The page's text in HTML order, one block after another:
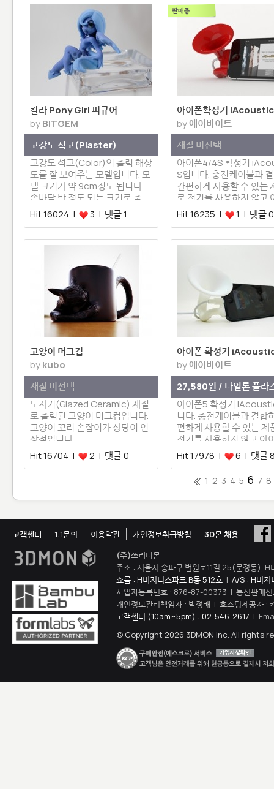
칼라 Pony Girl 피규어
byBITGEM
고강도 석고(Plaster)
고강도 석고(Color)의 출력 해상
도를 잘 보여주는 모델입니다. 모
델 크기가 약 9cm정도 됩니다.
손바닥 반 정도 되는 크기로 출
력…
Hit 16024 | 3 | 댓글 1
아이폰확성기
by에이바이트
재질 미선택
아이폰4/4S 확성기
S입니다. 충전케이블과
간편하게 사용할 수 있는
로 전기를 사용하지 않고
의 …
Hit 16235 | 1 | 댓글 0
고양이 머그컵
bykubo
재질 미선택
도자기(Glazed Ceramic) 재질
로 출력된 고양이 머그컵입니다.
고양이 꼬리 손잡이가 상당이 인
상적입니다.
Hit 16704 |
2 | 댓글 0
아이폰 확성기
by에이바이트
27,580원 / 나일론 플라
아이폰5 확성기
니다. 충전케이블과 결합
편하게 사용할 수 있는 제
전기를 사용하지 않고 아
음…
Hit 17978 | 6 | 댓글
1 2 3 4 5 6 7 8
고객센터 1:1문의 이용약관 개인정보취급방침
3D몬 채용
(주)쓰리디몬
주소 : 서울시 송파구 법원로11길 25(문정동),
쇼룸 : H비지니스파크 B동 512호 | A/S : H비지
사업자등록번호 : 876-87-00373 | 통신판매
개인정보관리책임자 : 박정배 | 호스팅제공자 :
고객센터 (10am~5pm) : 02-546-2617 |
© Copyright 2026 3DMON Inc. All rights